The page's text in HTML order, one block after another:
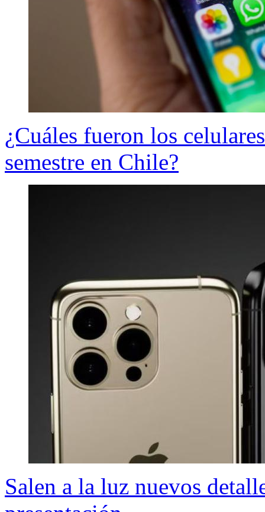
¿Cuáles fueron los
semestre en Chile?
Salen a la luz nuevos